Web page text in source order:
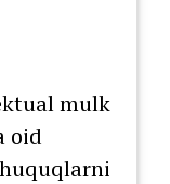
mulk
oid